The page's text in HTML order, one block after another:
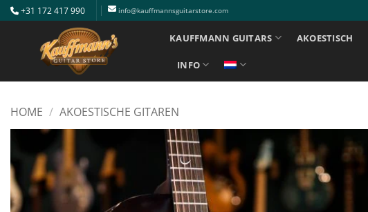
Ga
naar
+31 172 417 990 info@kauffmannsguitarstore.com
KAUFFMANN GUITARS AKOESTISCH
INFO
HOME / AKOESTISCHE GITAREN